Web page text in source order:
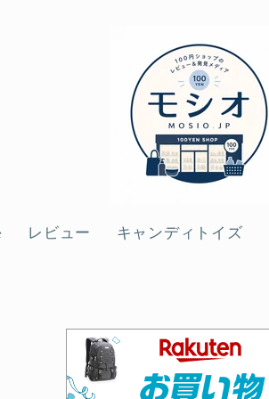
レビュー キャンディトイズ